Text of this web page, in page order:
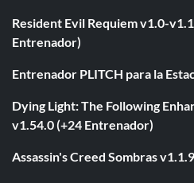
Resident Evil Requiem v1.0-
Entrenador)
Entrenador PLITCH para la
Dying Light: The Following
v1.54.0 (+24 Entrenador)
Assassin's Creed Sombras